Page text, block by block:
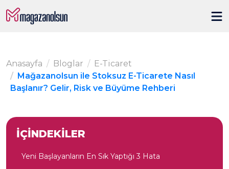
Anasayfa Bloglar
E-Ticaret
Mağazanolsun ile Stoksuz E-Ticarete Nasıl
Başlanır? Gelir, Risk ve Büyüme Rehberi
İÇİNDEKİLER
Yeni Başlayanların En Sık Yaptığı 3 Hata